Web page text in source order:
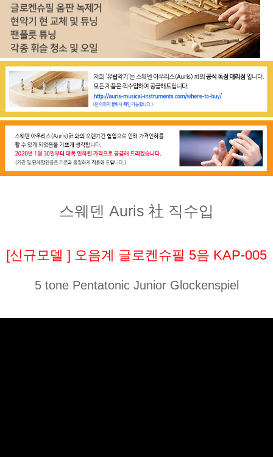
스웨덴 Auris 社 직수입
[신규모델 ] 오음계 글로켄슈필 5음 KAP-005
5 tone Pentatonic Junior Glockenspiel